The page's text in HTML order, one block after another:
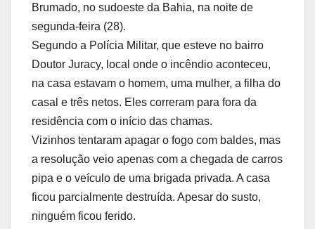
Brumado, no sudoeste da Bahia, na noite de
segunda-feira (28).
Segundo a Polícia Militar, que esteve no bairro
Doutor Juracy, local onde o incêndio aconteceu,
na casa estavam o homem, uma mulher, a filha do
casal e três netos. Eles correram para fora da
residência com o início das chamas.
Vizinhos tentaram apagar o fogo com baldes, mas
a resolução veio apenas com a chegada de carros
pipa e o veículo de uma brigada privada. A casa
ficou parcialmente destruída. Apesar do susto,
ninguém ficou ferido.